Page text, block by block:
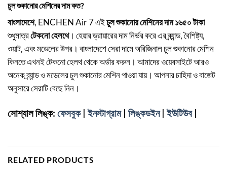
চুল শুকানোর মেশিনের দাম কত?
বাংলাদেশে, ENCHEN Air 7 এইচুল শুকানোর মেশিনের দাম ১৬৫০ টাকা
শুধুমাত্রটেকনো হেলথে। হেয়ার ড্রায়ারের দাম নির্ভর করে এর ব্র্যান্ড, বৈশিষ্ট্য,
ওয়াট, এবং মডেলের উপর। বাংলাদেশে সেরা দামে অরিজিনাল চুল শুকানোর মেশিন
কিনতে এখনই টেকনো হেলথ থেকে অর্ডার করুন। আমাদের ওয়েবসাইটে আরও
অনেক ব্র্যান্ড ও মডেলের চুল শুকানোর মেশিন পাওয়া যায়। আপনার চাহিদা ও বাজেট
অনুসারে সেরাটি বেছে নিন।
সোশ্যাল লিঙ্ক: ফেসবুক|ইনস্টাগ্রাম| লিঙ্কডইন|ইউটিউব|
RELATED PRODUCTS